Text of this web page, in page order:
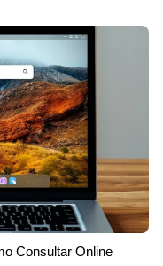
Consultar Online